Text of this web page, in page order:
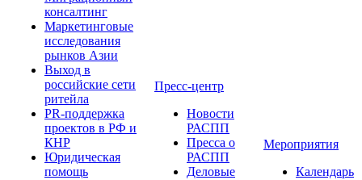
консалтинг
Маркетинговые
исследования
рынков Азии
Выход в
российские сети
ритейла
PR-поддержка
проектов в РФ и
КНР
Юридическая
помощь
Пресс-центр
Новости
РАСПП
Пресса о
РАСПП
Деловые
Мероприятия
Календарь